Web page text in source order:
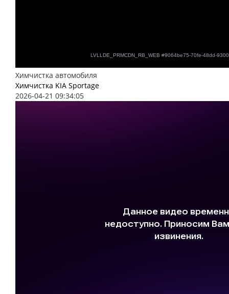
Химчистка автомобиля
Химчистка KIA Sportage
2026-04-21 09:34:05